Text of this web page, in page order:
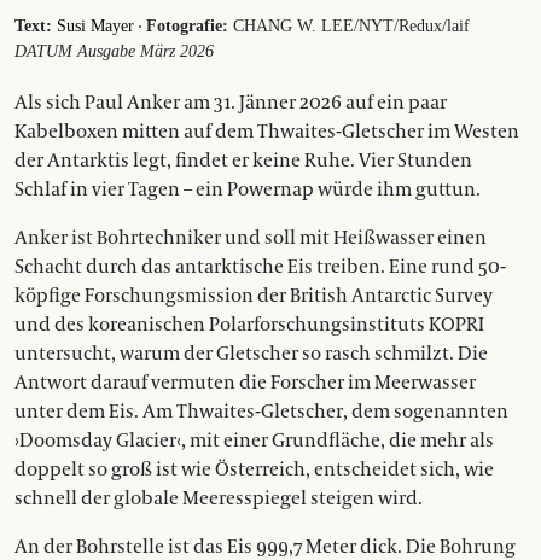
Text: Susi Mayer · Fotografie: CHANG W. LEE/NYT/Redux/laif
DATUM Ausgabe März 2026
Als sich Paul Anker am 31. Jänner 2026 auf ein paar
Kabelboxen mitten auf dem Thwaites-­Gletscher im Westen
der Antarktis legt, findet er keine Ruhe. Vier Stunden
Schlaf in vier Tagen – ein Powernap würde ihm guttun.
Anker ist Bohrtechniker und soll mit Heißwasser einen
Schacht durch das antarktische Eis treiben. Eine rund 50-
köpfige Forschungsmission der British Antarctic Survey
und des koreanischen Polarforschungsinstituts KOPRI
untersucht, warum der ­Gletscher so rasch schmilzt. Die
Antwort darauf ­vermuten die Forscher im Meerwasser
unter dem Eis. Am Thwaites-Gletscher, dem sogenannten
›Doomsday Glacier‹, mit einer Grundfläche, die mehr als
doppelt so groß ist wie Österreich, entscheidet sich, wie
schnell der globale Meeresspiegel steigen wird.
An der Bohrstelle ist das Eis 999,7 Meter dick. Die Bohrung